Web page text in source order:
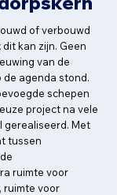
of verbouwd
kan zijn. Geen
van de
de agenda stond.
schepen
project na vele
gerealiseerd. Met
tussen
ruimte voor
ruimte voor